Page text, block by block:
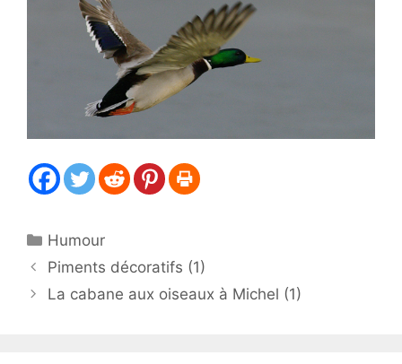
Catégories
Humour
Piments décoratifs (1)
La cabane aux oiseaux à Michel (1)